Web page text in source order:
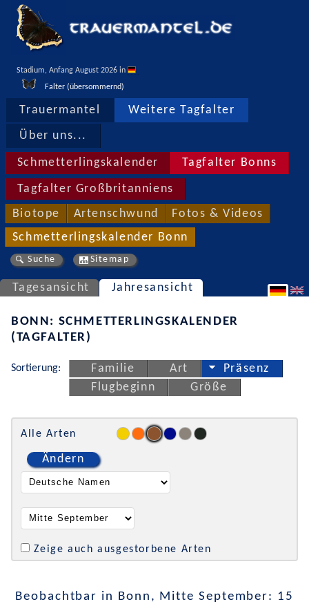
Stadium, Anfang August 2026 in
Falter (übersommernd)
Trauermantel Weitere Tagfalter
Über uns...
Schmetterlingskalender Tagfalter Bonns
Tagfalter Großbritanniens
Biotope Artenschwund Fotos & Videos
Schmetterlingskalender Bonn
Suche Sitemap
Tagesansicht Jahresansicht
BONN: SCHMETTERLINGSKALENDER
(TAGFALTER)
Sortierung: Familie Art
Präsenz
Flugbeginn
Größe
Alle Arten
Ändern
Zeige auch ausgestorbene Arten
Beobachtbar in Bonn, Mitte September: 15